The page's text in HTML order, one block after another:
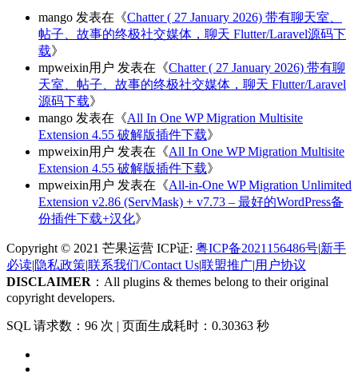
mango 发表在《Chatter ( 27 January 2026) 带有聊天室、
帖子、故事的终极社交媒体，聊天 Flutter/Laravel源码下
载》
mpweixin用户 发表在《Chatter ( 27 January 2026) 带有聊
天室、帖子、故事的终极社交媒体，聊天 Flutter/Laravel
源码下载》
mango 发表在《All In One WP Migration Multisite
Extension 4.55 破解版插件下载》
mpweixin用户 发表在《All In One WP Migration Multisite
Extension 4.55 破解版插件下载》
mpweixin用户 发表在《All-in-One WP Migration Unlimited
Extension v2.86 (ServMask) + v7.73 – 最好的WordPress备
份插件下载+汉化》
Copyright © 2021 芒果运营 ICP证: 粤ICP备2021156486号|新手
必读|隐私政策|联系我们/Contact Us|联盟推广|用户协议
DISCLAIMER ：All plugins & themes belong to their original
copyright developers.
SQL 请求数：96 次 | 页面生成耗时：0.30363 秒